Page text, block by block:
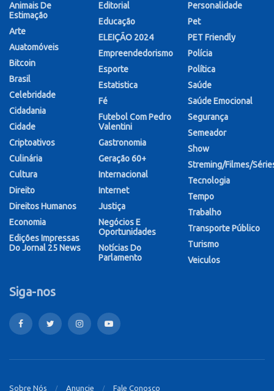
Animais De
Estimação
Arte
Auatomóveis
Bitcoin
Brasil
Celebridade
Cidadania
Cidade
Criptoativos
Culinária
Cultura
Direito
Direitos Humanos
Economia
Edições Impressas
Do Jornal 25 News
Editorial
Educação
ELEIÇÃO 2024
Empreendedorismo
Esporte
Estatistica
Fé
Futebol Com Pedro
Valentini
Gastronomia
Geração 60+
Internacional
Internet
Justiça
Negócios E
Oportunidades
Notícias Do
Parlamento
Personalidade
Pet
PET Friendly
Polícia
Política
Saúde
Saúde Emocional
Segurança
Semeador
Show
Streming/Filmes/
Tecnologia
Tempo
Trabalho
Transporte Público
Turismo
Veiculos
Siga-nos
Sobre Nós Anuncie Fale Conosco